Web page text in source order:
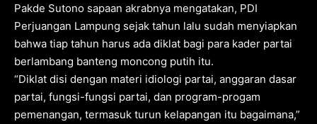
Pakde Sutono sapaan akrabnya mengatakan, PDI
Perjuangan Lampung sejak tahun lalu sudah menyiapkan
bahwa tiap tahun harus ada diklat bagi para kader partai
berlambang banteng moncong putih itu.
“Diklat disi dengan materi idiologi partai, anggaran dasar
partai, fungsi-fungsi partai, dan program-progam
pemenangan, termasuk turun kelapangan itu bagaimana,”